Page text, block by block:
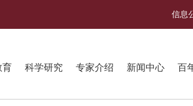
信息
育 科学研究 专家介绍 新闻中心 百